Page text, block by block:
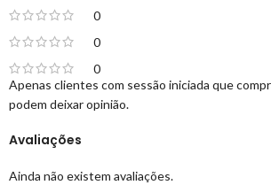
0
0
0
Avaliações
Ainda não existem avaliações.
Apenas clientes com sessão iniciada que
podem deixar opinião.